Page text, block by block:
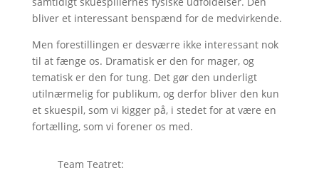
bliver et interessant benspænd for de medvirkende.
Men forestillingen er desværre ikke interessant nok
til at fænge os. Dramatisk er den for mager, og
tematisk er den for tung. Det gør den underligt
utilnærmelig for publikum, og derfor bliver den kun
et skuespil, som vi kigger på, i stedet for at være en
fortælling, som vi forener os med.
Team Teatret: